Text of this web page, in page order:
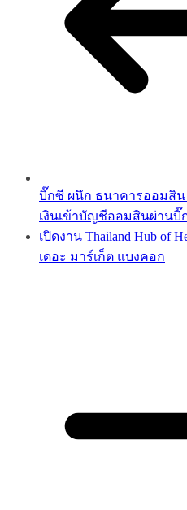
บิ๊กซี ผนึก ธนาคารออมสิน
เงินเข้าบัญชีออมสินผ่านบิ๊
เปิดงาน Thailand Hub of
เดอะ มาร์เก็ต แบงคอก